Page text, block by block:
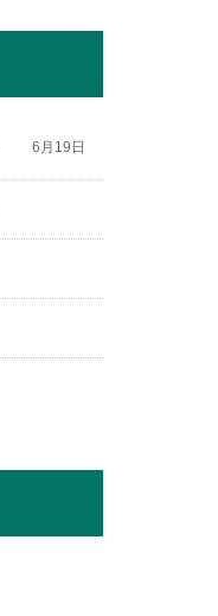
ト 6月19日